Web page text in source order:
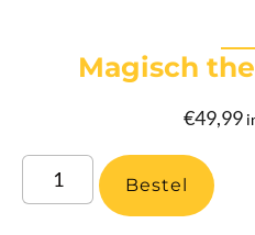
Magisch
€49,99
Bestel